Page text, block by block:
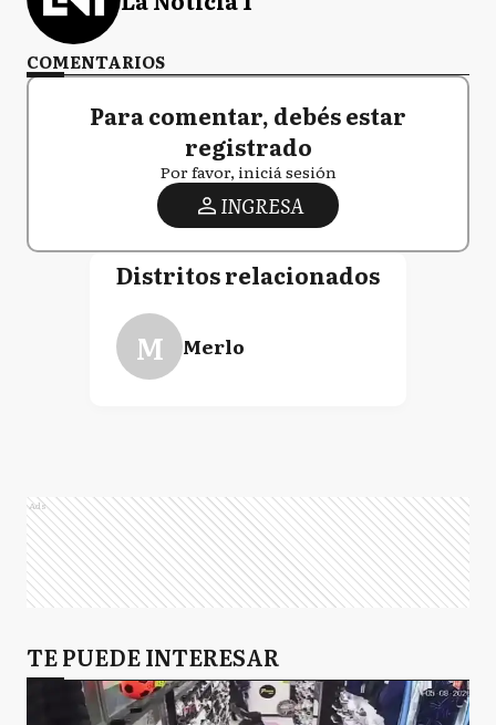
COMENTARIOS
Para comentar, debés estar
registrado
Por favor, iniciá sesión
INGRESA
Distritos relacionados
M Merlo
Ads
TE PUEDE INTERESAR